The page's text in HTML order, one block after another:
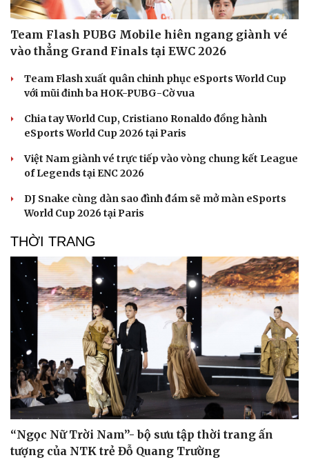
Văn hóa
Sân khấu - Điện ảnh
Âm nhạc
Di sản
Giải trí
Sao Việt
Team Flash PUBG Mobile hiên ngang giành vé
vào thẳng Grand Finals tại EWC 2026
Team Flash xuất quân chinh phục eSports World Cup
với mũi đinh ba HOK-PUBG-Cờ vua
Chia tay World Cup, Cristiano Ronaldo đồng hành
eSports World Cup 2026 tại Paris
Việt Nam giành vé trực tiếp vào vòng chung kết League
of Legends tại ENC 2026
DJ Snake cùng dàn sao đình đám sẽ mở màn eSports
World Cup 2026 tại Paris
THỜI TRANG
“Ngọc Nữ Trời Nam”- bộ sưu tập thời trang ấn
tượng của NTK trẻ Đỗ Quang Trường